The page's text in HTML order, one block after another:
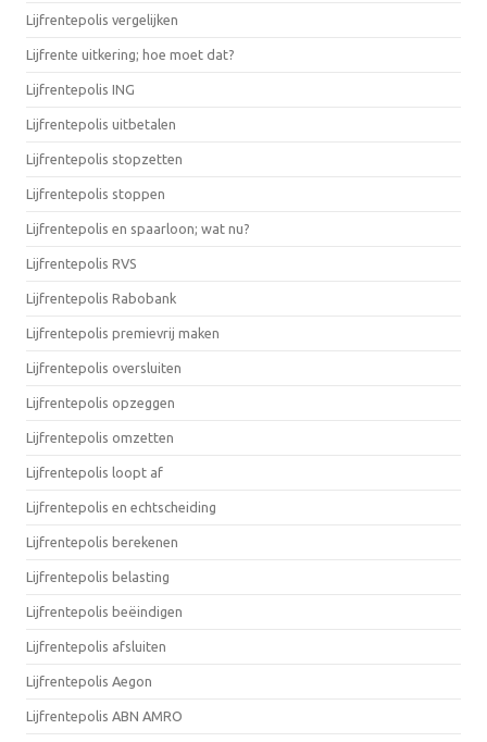
Lijfrentepolis vergelijken
Lijfrente uitkering; hoe moet dat?
Lijfrentepolis ING
Lijfrentepolis uitbetalen
Lijfrentepolis stopzetten
Lijfrentepolis stoppen
Lijfrentepolis en spaarloon; wat nu?
Lijfrentepolis RVS
Lijfrentepolis Rabobank
Lijfrentepolis premievrij maken
Lijfrentepolis oversluiten
Lijfrentepolis opzeggen
Lijfrentepolis omzetten
Lijfrentepolis loopt af
Lijfrentepolis en echtscheiding
Lijfrentepolis berekenen
Lijfrentepolis belasting
Lijfrentepolis beëindigen
Lijfrentepolis afsluiten
Lijfrentepolis Aegon
Lijfrentepolis ABN AMRO